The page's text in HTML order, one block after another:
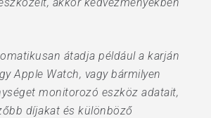
átadja például a karján
Apple Watch, vagy bármilyen
monitorozó eszköz adatait,
díjakat és különböző